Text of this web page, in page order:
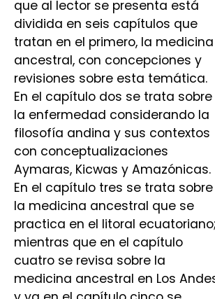
que al lector se presenta está
dividida en seis capítulos que
tratan en el primero, la medicina
ancestral, con concepciones y
revisiones sobre esta temática.
En el capítulo dos se trata sobre
la enfermedad considerando la
filosofía andina y sus contextos
con conceptualizaciones
Aymaras, Kicwas y Amazónicas.
En el capítulo tres se trata sobre
la medicina ancestral que se
practica en el litoral ecuatoriano;
mientras que en el capítulo
cuatro se revisa sobre la
medicina ancestral en Los